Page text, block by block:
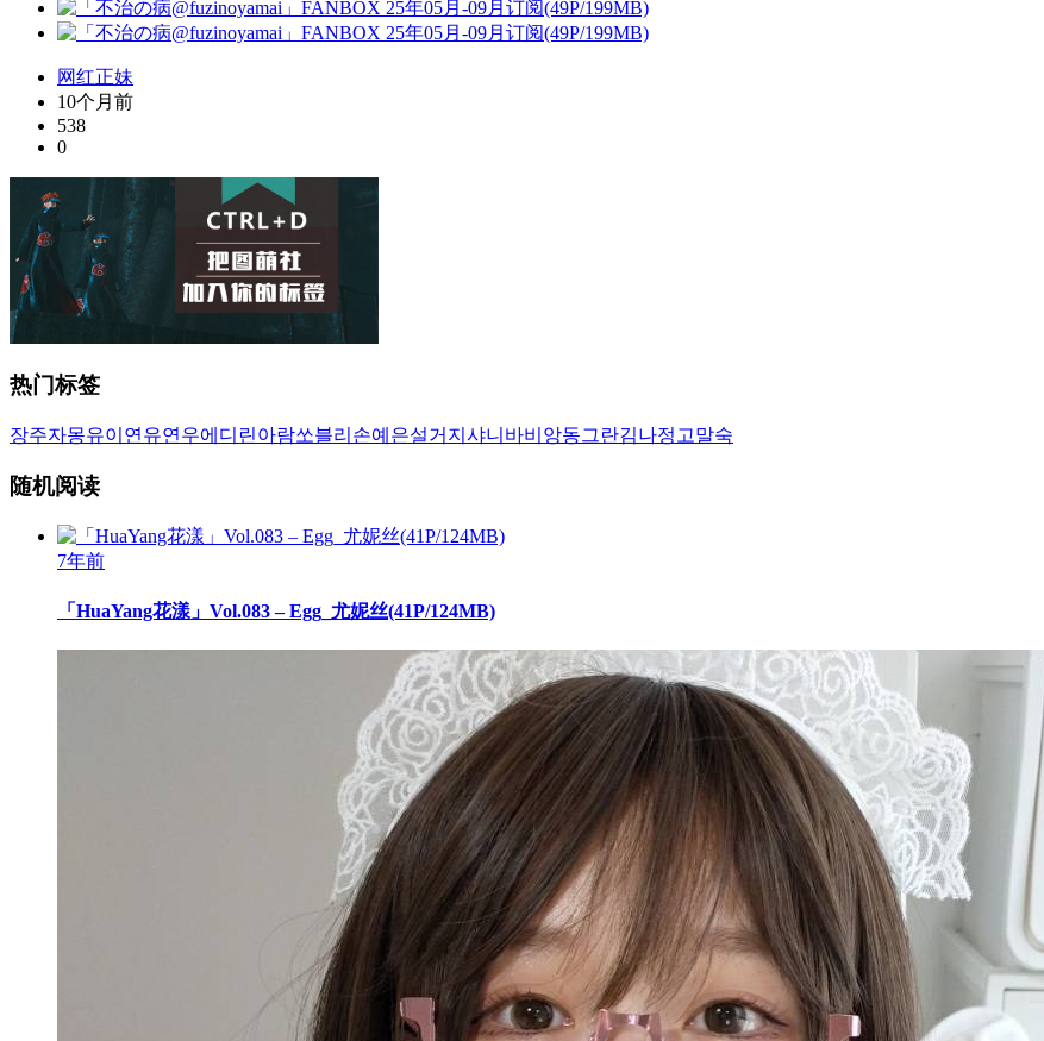
网红正妹
10个月前
538
0
热门标签
장주자몽유이 연유연우에디린아람쏘블리 손예은설거지 샤니 바비앙동그란김나정 고말숙
随机阅读
7年前
「HuaYang花漾」Vol.083 – Egg_尤妮丝(41P/124MB)